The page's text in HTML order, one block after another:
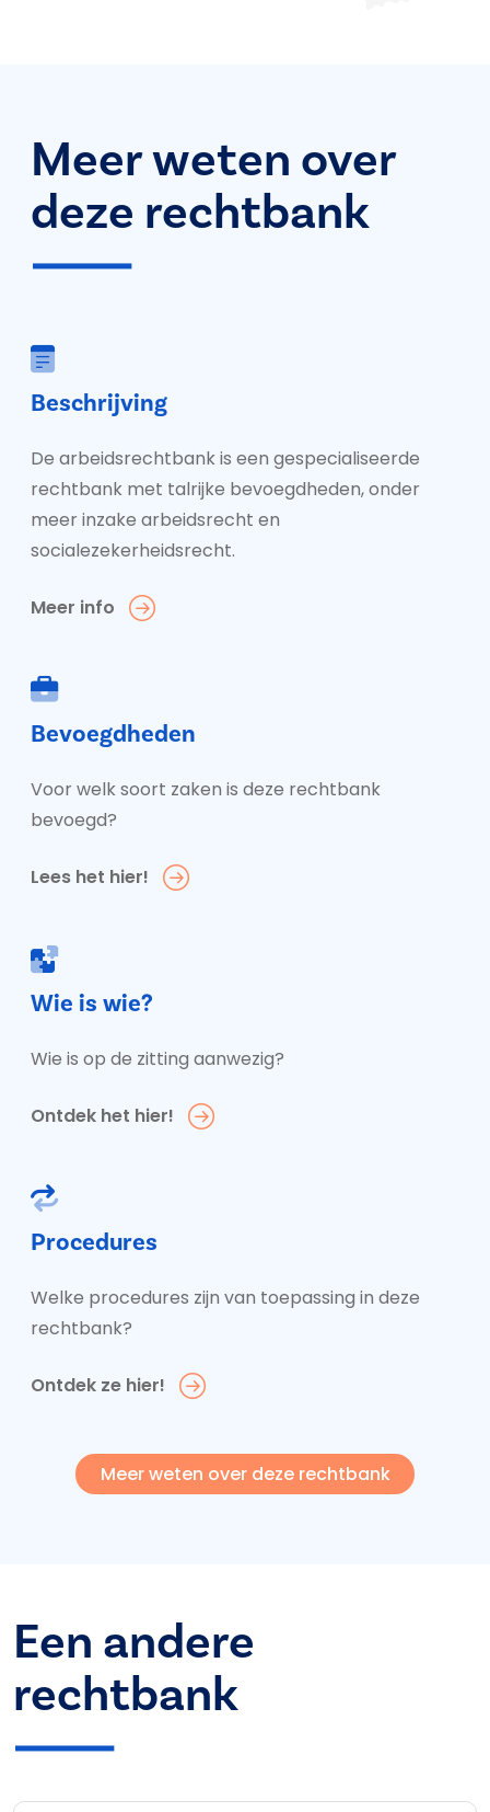
Meer weten over
deze rechtbank
Beschrijving
De arbeidsrechtbank is een gespecialiseerde
rechtbank met talrijke bevoegdheden, onder
meer inzake arbeidsrecht en
socialezekerheidsrecht.
Meer info
Bevoegdheden
Voor welk soort zaken is deze rechtbank
bevoegd?
Lees het hier!
Wie is wie?
Wie is op de zitting aanwezig?
Ontdek het hier!
Procedures
Welke procedures zijn van toepassing in deze
rechtbank?
Ontdek ze hier!
Meer weten over deze rechtbank
Een andere
rechtbank